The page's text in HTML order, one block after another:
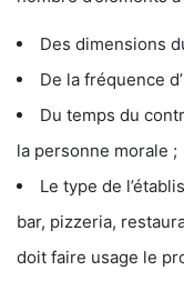
Des dimensions
De la fréquence
Du temps du
la personne morale ;
Le type de
bar, pizzeria,
doit faire usage le